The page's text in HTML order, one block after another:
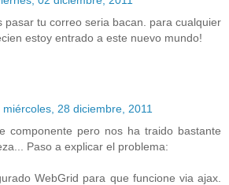
pasar tu correo seria bacan. para cualquier
estoy entrado a este nuevo mundo!
miércoles, 28 diciembre, 2011
componente pero nos ha traido bastante
Paso a explicar el problema:
WebGrid para que funcione via ajax.